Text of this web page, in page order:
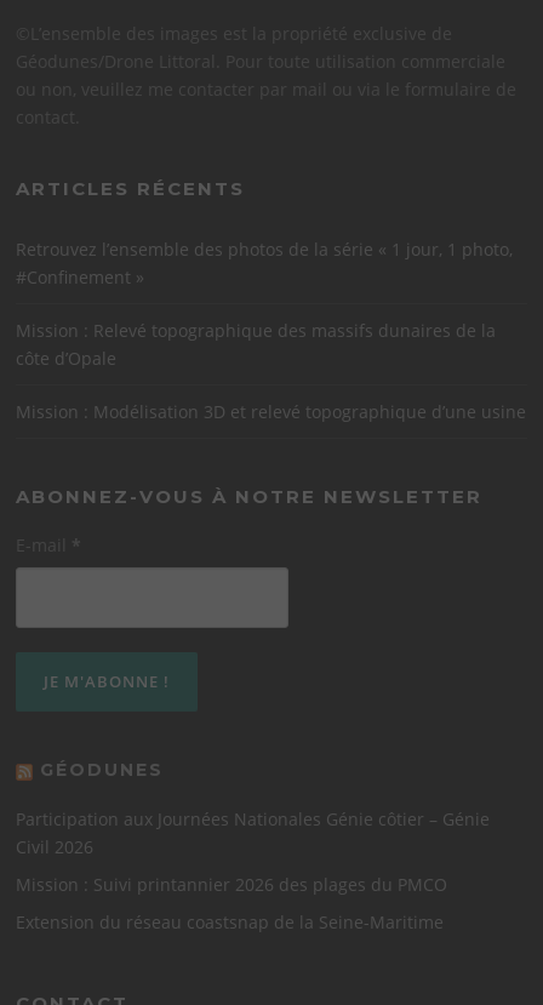
©L’ensemble des images est la propriété exclusive de
Géodunes/Drone Littoral. Pour toute utilisation commerciale
ou non, veuillez me contacter par mail ou via le formulaire de
contact.
ARTICLES RÉCENTS
Retrouvez l’ensemble des photos de la série « 1 jour, 1 photo,
#Confinement »
Mission : Relevé topographique des massifs dunaires de la
côte d’Opale
Mission : Modélisation 3D et relevé topographique d’une usine
ABONNEZ-VOUS À NOTRE NEWSLETTER
E-mail *
GÉODUNES
Participation aux Journées Nationales Génie côtier – Génie
Civil 2026
Mission : Suivi printannier 2026 des plages du PMCO
Extension du réseau coastsnap de la Seine-Maritime